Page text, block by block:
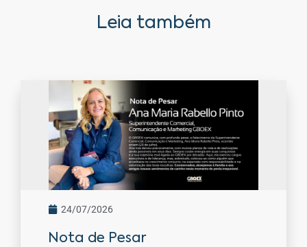
Leia também
24/07/2026
Nota de Pesar